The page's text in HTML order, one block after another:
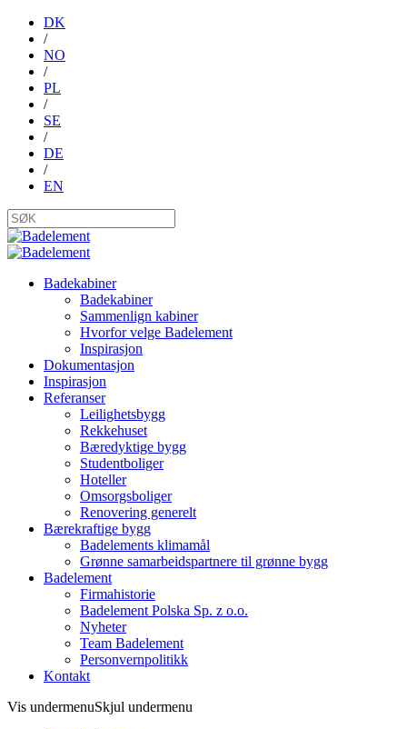
DK
/
NO
/
PL
/
SE
/
DE
/
EN
Badekabiner
Badekabiner
Sammenlign kabiner
Hvorfor velge Badelement
Inspirasjon
Dokumentasjon
Inspirasjon
Referanser
Leilighetsbygg
Rekkehuset
Bæredyktige bygg
Studentboliger
Hoteller
Omsorgsboliger
Renovering generelt
Bærekraftige bygg
Badelements klimamål
Grønne samarbeidspartnere til grønne bygg
Badelement
Firmahistorie
Badelement Polska Sp. z o.o.
Nyheter
Team Badelement
Personvernpolitikk
Kontakt
Vis undermenuSkjul undermenu